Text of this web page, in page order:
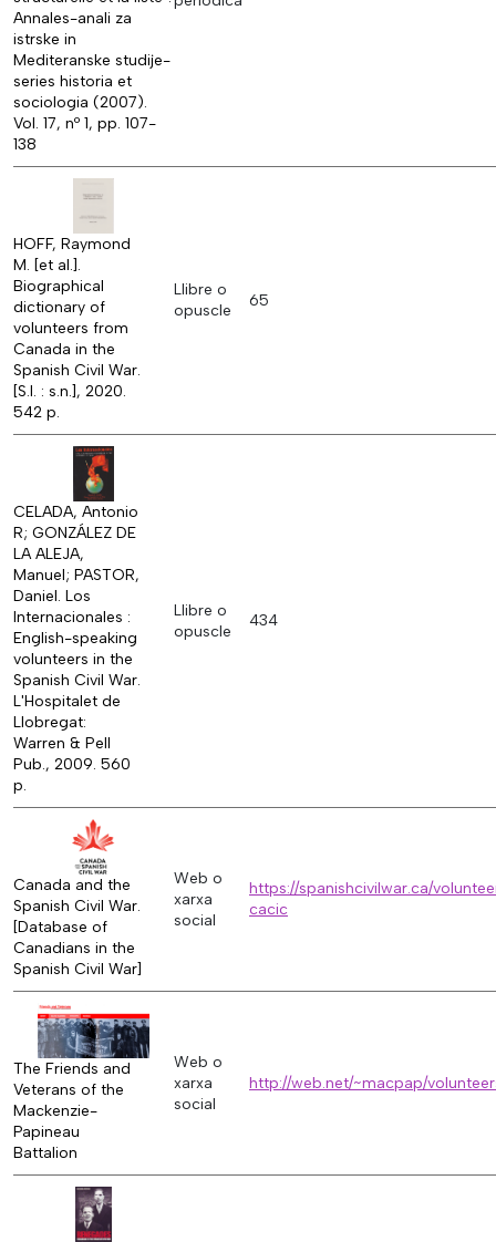
Annales-anali za
istrske in
Mediteranske studije-
series historia et
sociologia (2007).
Vol. 17, nº 1, pp. 107-
138
HOFF, Raymond
M. [et al.].
Biographical
dictionary of
volunteers from
Canada in the
Spanish Civil War.
[S.l. : s.n.], 2020.
542 p.
Llibre o
opuscle
65
CELADA, Antonio
R; GONZÁLEZ DE
LA ALEJA,
Manuel; PASTOR,
Daniel. Los
Internacionales :
English-speaking
volunteers in the
Spanish Civil War.
L'Hospitalet de
Llobregat:
Warren & Pell
Pub., 2009. 560
p.
Llibre o
opuscle
434
Canada and the
Spanish Civil War.
[Database of
Canadians in the
Spanish Civil War]
Web o
xarxa
social
https://spanishcivilwar.ca/
cacic
The Friends and
Veterans of the
Mackenzie-
Papineau
Battalion
Web o
xarxa
social
http://web.net/~macpap/